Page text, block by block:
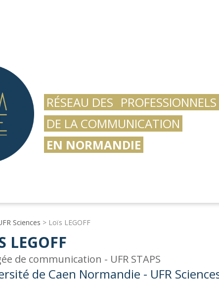
RÉSEAU DES PROFESSIONNELS
DE LA COMMUNICATION
EN NORMANDIE
Sciences > Loïs LEGOFF
LEGOFF
de communication - UFR STAPS
de Caen Normandie - UFR